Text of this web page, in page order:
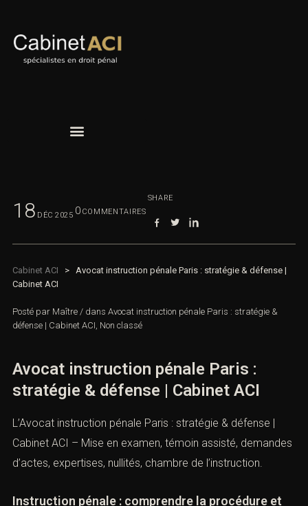
18 DÉC 2025 0 COMMENTAIRES
SHARE
Cabinet ACI > Avocat instruction pénale Paris : stratégie & défense |
Cabinet ACI
Posté par Maître / dans Avocat instruction pénale Paris : stratégie &
défense | Cabinet ACI, Non classé
Avocat instruction pénale Paris :
stratégie & défense | Cabinet ACI
L’Avocat instruction pénale Paris : stratégie & défense |
Cabinet ACI – Mise en examen, témoin assisté, demandes
d’actes, expertises, nullités, chambre de l’instruction.
Instruction pénale : comprendre la procédure et